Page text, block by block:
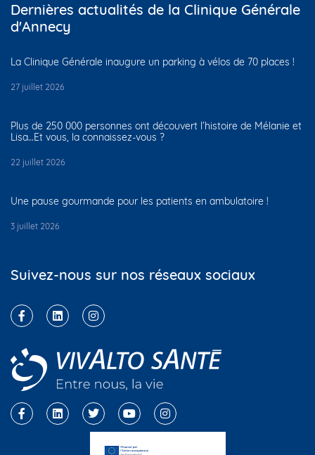
Dernières actualités de la Clinique Générale
d'Annecy
La Clinique Générale inaugure un parking à vélos de 70 places !
27 juillet 2026
Plus de 250 000 personnes ont découvert l’histoire de Mélanie et
Lisa…Et vous, la connaissez-vous ?
22 juillet 2026
Une pause gourmande pour les patients en ambulatoire !
3 juillet 2026
Suivez-nous sur nos réseaux sociaux